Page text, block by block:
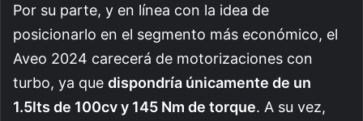
Por su parte, y en línea con la idea de
posicionarlo en el segmento más económico, el
Aveo 2024 carecerá de motorizaciones con
turbo, ya que dispondría únicamente de un
1.5lts de 100cv y 145 Nm de torque. A su vez,